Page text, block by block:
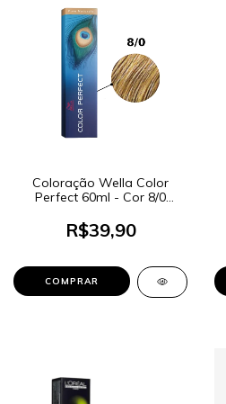
Coloração Wella Color
Perfect 60ml - Cor 8/0
R$39,90